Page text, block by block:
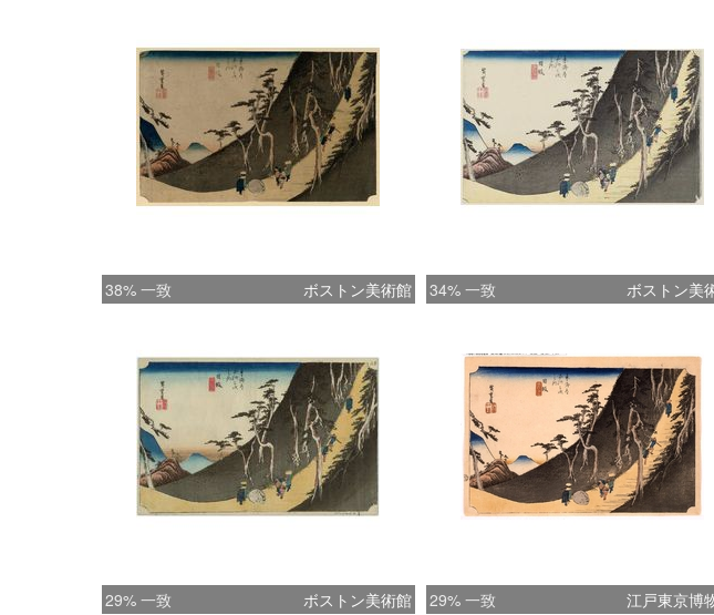
38% 一致 ボストン美術館 34% 一致 ボストン美
29% 一致 ボストン美術館 29% 一致 江戸東京博